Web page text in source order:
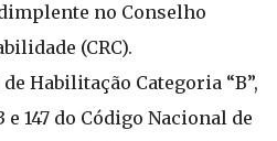
no Conselho
(CRC).
Habilitação Categoria “B”,
e 147 do Código Nacional de